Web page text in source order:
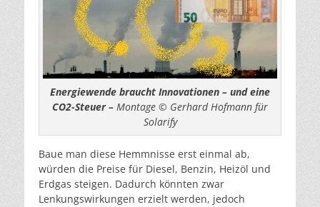
Energiewende braucht Innovationen – und eine
CO2-Steuer – Montage © Gerhard Hofmann für
Solarify
Baue man diese Hemmnisse erst einmal ab,
würden die Preise für Diesel, Benzin, Heizöl und
Erdgas steigen. Dadurch könnten zwar
Lenkungswirkungen erzielt werden, jedoch